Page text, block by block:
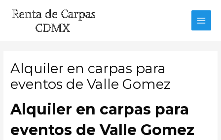
Alquiler en carpas para
eventos de Valle Gomez
Alquiler en carpas para
eventos de Valle Gomez